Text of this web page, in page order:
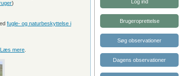
Log ind
Brugeroprettelse
Søg observationer
Dagens observationer
)
fugle- og naturbeskyttelse i
Læs mere